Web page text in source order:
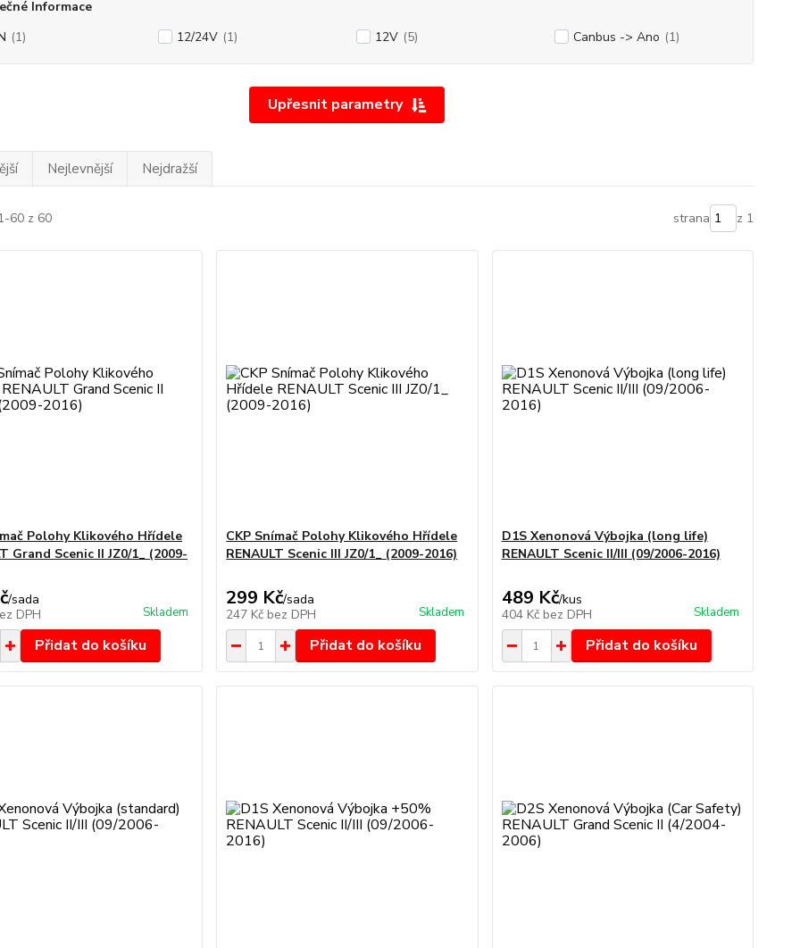
Upřesnit parametry
Informace
(1) 12/24V (1) 12V (5) Canbus -> Ano (1)
Nejlevnější Nejdražší
60 z 60 strana z 1
Polohy Klikového Hřídele
Grand Scenic II JZ0/1_ (2009-
/sada
DPH
Skladem
Přidat do košíku
CKP Snímač Polohy Klikového Hřídele
RENAULT Scenic III JZ0/1_ (2009-2016)
299 Kč/sada
247 Kč bez DPH Skladem
Přidat do košíku
D1S Xenonová Výbojka (long life)
RENAULT Scenic II/III (09/2006-2016)
489 Kč/kus
404 Kč bez DPH Skladem
Přidat do košíku